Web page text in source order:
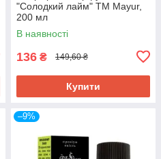
"Солодкий лайм" ТМ Mayur,
200 мл
В наявності
136 ₴ 149,60 ₴
Купити
–9%